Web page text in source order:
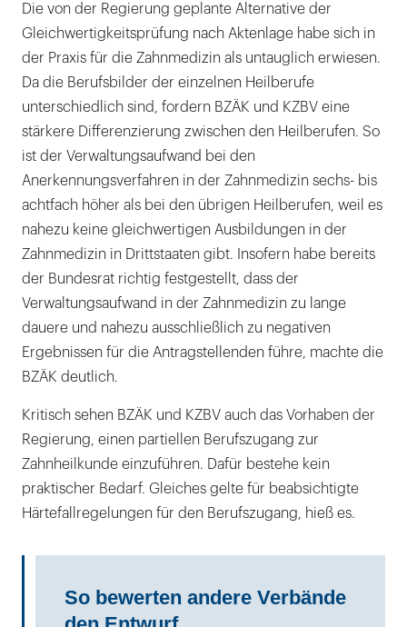
Die von der Regierung geplante Alternative der
Gleichwertigkeitsprüfung nach Aktenlage habe sich in
der Praxis für die Zahnmedizin als untauglich erwiesen.
Da die Berufsbilder der einzelnen Heilberufe
unterschiedlich sind, fordern BZÄK und KZBV eine
stärkere Differenzierung zwischen den Heilberufen. So
ist der Verwaltungsaufwand bei den
Anerkennungsverfahren in der Zahnmedizin sechs- bis
achtfach höher als bei den übrigen Heilberufen, weil es
nahezu keine gleichwertigen Ausbildungen in der
Zahnmedizin in Drittstaaten gibt. Insofern habe bereits
der Bundesrat richtig festgestellt, dass der
Verwaltungsaufwand in der Zahnmedizin zu lange
dauere und nahezu ausschließlich zu negativen
Ergebnissen für die Antragstellenden führe, machte die
BZÄK deutlich.
Kritisch sehen BZÄK und KZBV auch das Vorhaben der
Regierung, einen partiellen Berufszugang zur
Zahnheilkunde einzuführen. Dafür bestehe kein
praktischer Bedarf. Gleiches gelte für beabsichtigte
Härtefallregelungen für den Berufszugang, hieß es.
So bewerten andere Verbände